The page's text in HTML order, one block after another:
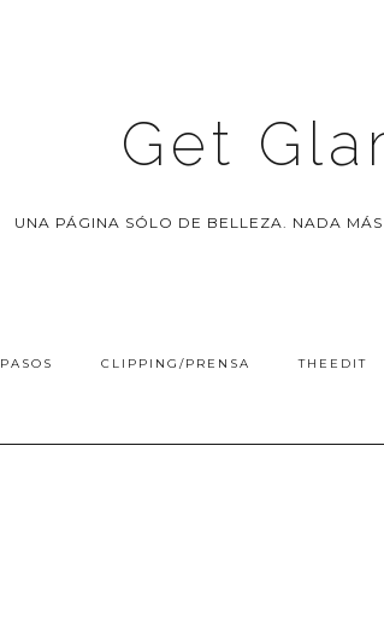
Get
UNA PÁGINA SÓLO DE BELLEZA. NADA
CLIPPING/PRENSA THEEDIT